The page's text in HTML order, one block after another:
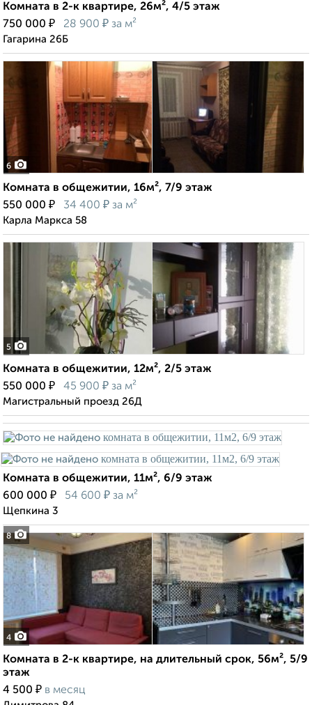
Комната в 2-к квартире, 26м², 4/5 этаж
750 000 ₽ 28 900 ₽ за м²
Гагарина 26Б
6
Комната в общежитии, 16м², 7/9 этаж
550 000 ₽ 34 400 ₽ за м²
Карла Маркса 58
5
Комната в общежитии, 12м², 2/5 этаж
550 000 ₽ 45 900 ₽ за м²
Магистральный проезд 26Д
8
Комната в общежитии, 11м², 6/9 этаж
600 000 ₽ 54 600 ₽ за м²
Щепкина 3
4
Комната в 2-к квартире, на длительный срок, 56м², 5/9
этаж
4 500 ₽ в месяц